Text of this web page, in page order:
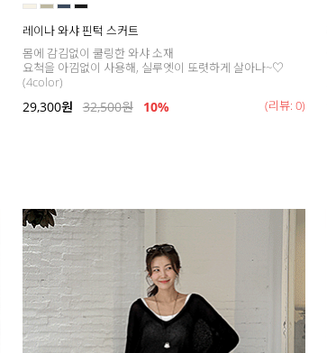
레이나 와샤 핀턱 스커트
몸에 감김없이 쿨링한 와샤 소재
요척을 아낌없이 사용해, 실루엣이 또렷하게 살아나~♡
(4color)
29,300원 32,500원 10% (리뷰: 0)